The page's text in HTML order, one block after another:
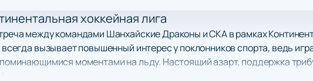
хоккейная лига
между командами Шанхайские Драконы и СКА в рамках
вызывает повышенный интерес у поклонников спорта, ведь
моментами на льду. Настоящий азарт, поддержка